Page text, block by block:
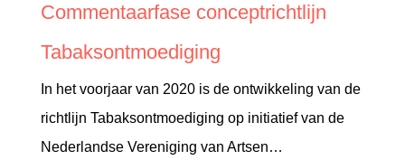
Commentaarfase conceptrichtlijn
Tabaksontmoediging
In het voorjaar van 2020 is de ontwikkeling van de
richtlijn Tabaksontmoediging op initiatief van de
Nederlandse Vereniging van Artsen…